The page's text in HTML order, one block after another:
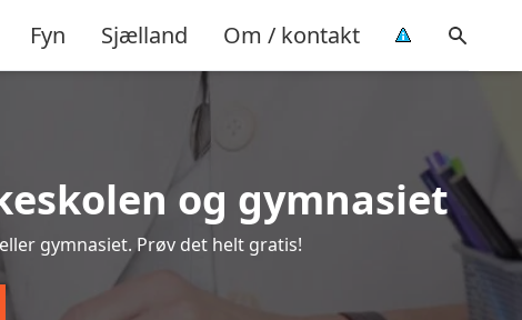
Fyn Sjælland Om / kontakt
og gymnasiet
gymnasiet. Prøv det helt gratis!